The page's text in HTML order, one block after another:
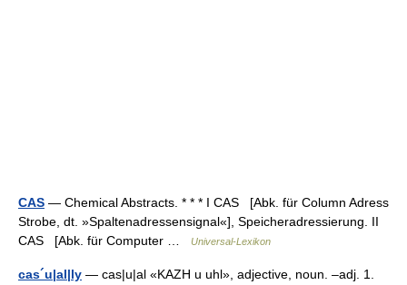
CAS — Chemical Abstracts. * * * I CAS [Abk. für Column Adress
Strobe, dt. »Spaltenadressensignal«], Speicheradressierung. II
CAS [Abk. für Computer …
Universal-Lexikon
cas´u|al|ly — cas|u|al «KAZH u uhl», adjective, noun. –adj. 1.